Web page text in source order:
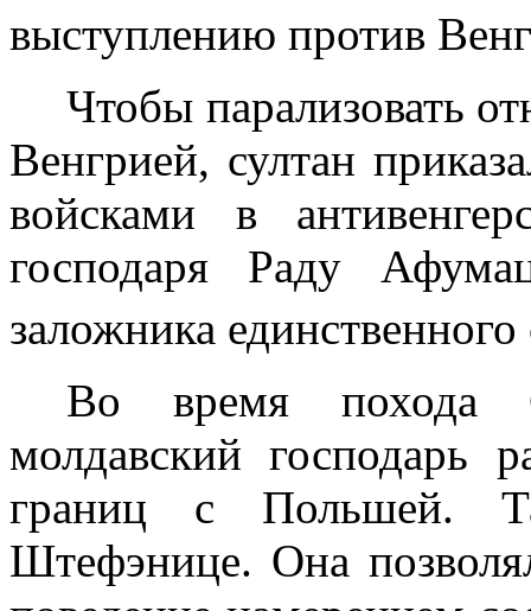
выступлению против
Чтобы парализовать
Венгрией, султан
войсками в
господаря Раду
заложника
Во время похода
молдавский гос­подарь
границ с Польшей.
Штефэнице. Она